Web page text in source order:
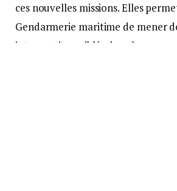
ces nouvelles missions. Elles
Gendarmerie maritime de mener
interventions ciblés dans les eaux